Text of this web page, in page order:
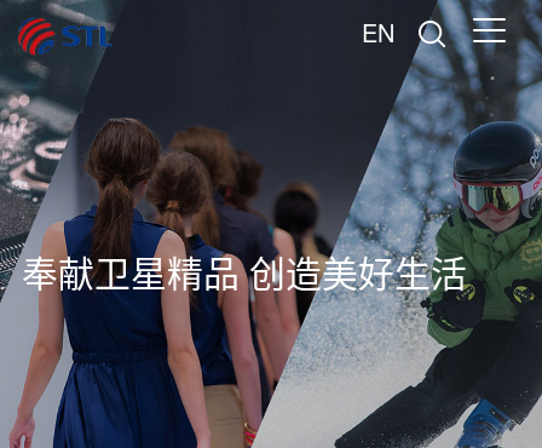
EN
奉献卫星精品 创造美好生活